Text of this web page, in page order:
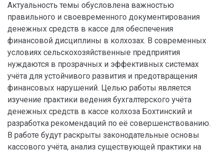
Актуальность темы обусловлена важностью
правильного и своевременного документирования
денежных средств в кассе для обеспечения
финансовой дисциплины в колхозах. В современных
условиях сельскохозяйственные предприятия
нуждаются в прозрачных и эффективных системах
учёта для устойчивого развития и предотвращения
финансовых нарушений. Целью работы является
изучение практики ведения бухгалтерского учёта
денежных средств в кассе колхоза Бохтинский и
разработка рекомендаций по её совершенствованию.
В работе будут раскрыты законодательные основы
кассового учёта, анализ существующей практики на